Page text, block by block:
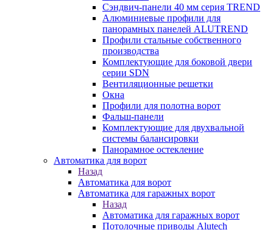
Сэндвич-панели 40 мм серия TREND
Алюминиевые профили для
панорамных панелей ALUTREND
Профили стальные собственного
производства
Комплектующие для боковой двери
серии SDN
Вентиляционные решетки
Окна
Профили для полотна ворот
Фальш-панели
Комплектующие для двухвальной
системы балансировки
Панорамное остекление
Автоматика для ворот
Назад
Автоматика для ворот
Автоматика для гаражных ворот
Назад
Автоматика для гаражных ворот
Потолочные приводы Alutech